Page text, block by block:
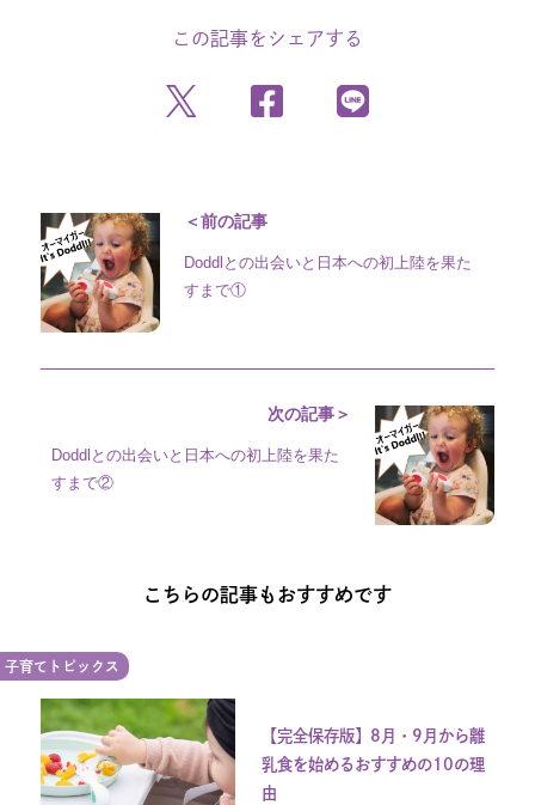
この記事をシェアする
＜前の記事
Doddlとの出会いと日本への初上陸を果た
すまで①
次の記事＞
Doddlとの出会いと日本への初上陸を果た
すまで②
こちらの記事もおすすめです
子育てトピックス
【完全保存版】8月・9月から離
乳食を始めるおすすめの10の理
由